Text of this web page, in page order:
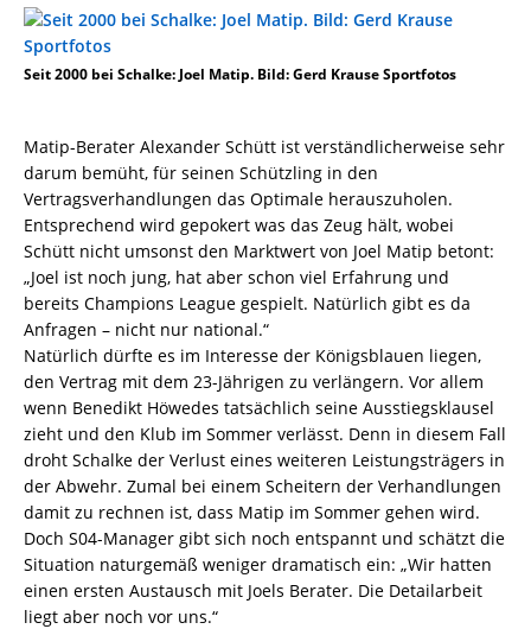
Seit 2000 bei Schalke: Joel Matip. Bild: Gerd Krause Sportfotos
Matip-Berater Alexander Schütt ist verständlicherweise sehr
darum bemüht, für seinen Schützling in den
Vertragsverhandlungen das Optimale herauszuholen.
Entsprechend wird gepokert was das Zeug hält, wobei
Schütt nicht umsonst den Marktwert von Joel Matip betont:
„Joel ist noch jung, hat aber schon viel Erfahrung und
bereits Champions League gespielt. Natürlich gibt es da
Anfragen – nicht nur national.“
Natürlich dürfte es im Interesse der Königsblauen liegen,
den Vertrag mit dem 23-Jährigen zu verlängern. Vor allem
wenn Benedikt Höwedes tatsächlich seine Ausstiegsklausel
zieht und den Klub im Sommer verlässt. Denn in diesem Fall
droht Schalke der Verlust eines weiteren Leistungsträgers in
der Abwehr. Zumal bei einem Scheitern der Verhandlungen
damit zu rechnen ist, dass Matip im Sommer gehen wird.
Doch S04-Manager gibt sich noch entspannt und schätzt die
Situation naturgemäß weniger dramatisch ein: „Wir hatten
einen ersten Austausch mit Joels Berater. Die Detailarbeit
liegt aber noch vor uns.“